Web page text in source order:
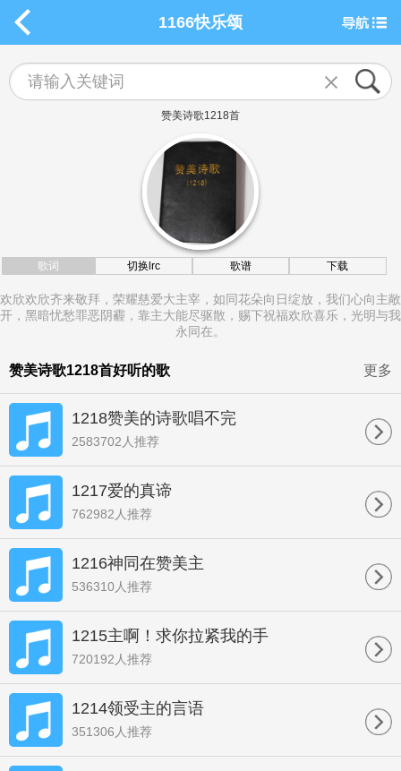
1166快乐颂
赞美诗歌1218首
歌词 切换lrc 歌谱 下载
欢欣欢欣齐来敬拜，荣耀慈爱大主宰，如同花朵向日绽放，我们心向主敞
开，黑暗忧愁罪恶阴霾，靠主大能尽驱散，赐下祝福欢欣喜乐，光明与我
永同在。
赞美诗歌1218首好听的歌 更多
1218赞美的诗歌唱不完
2583702人推荐
1217爱的真谛
762982人推荐
1216神同在赞美主
536310人推荐
1215主啊！求你拉紧我的手
720192人推荐
1214领受主的言语
351306人推荐